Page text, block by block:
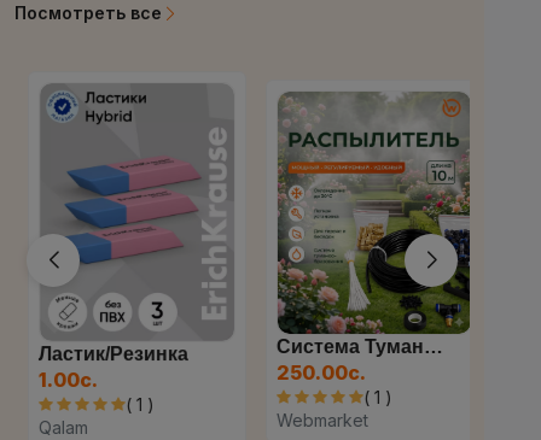
Посмотреть все
Ластик/резинка
1.00с.
( 1 )
Qalam
Система Туманообразования...
250.00с.
( 1 )
Webmarket